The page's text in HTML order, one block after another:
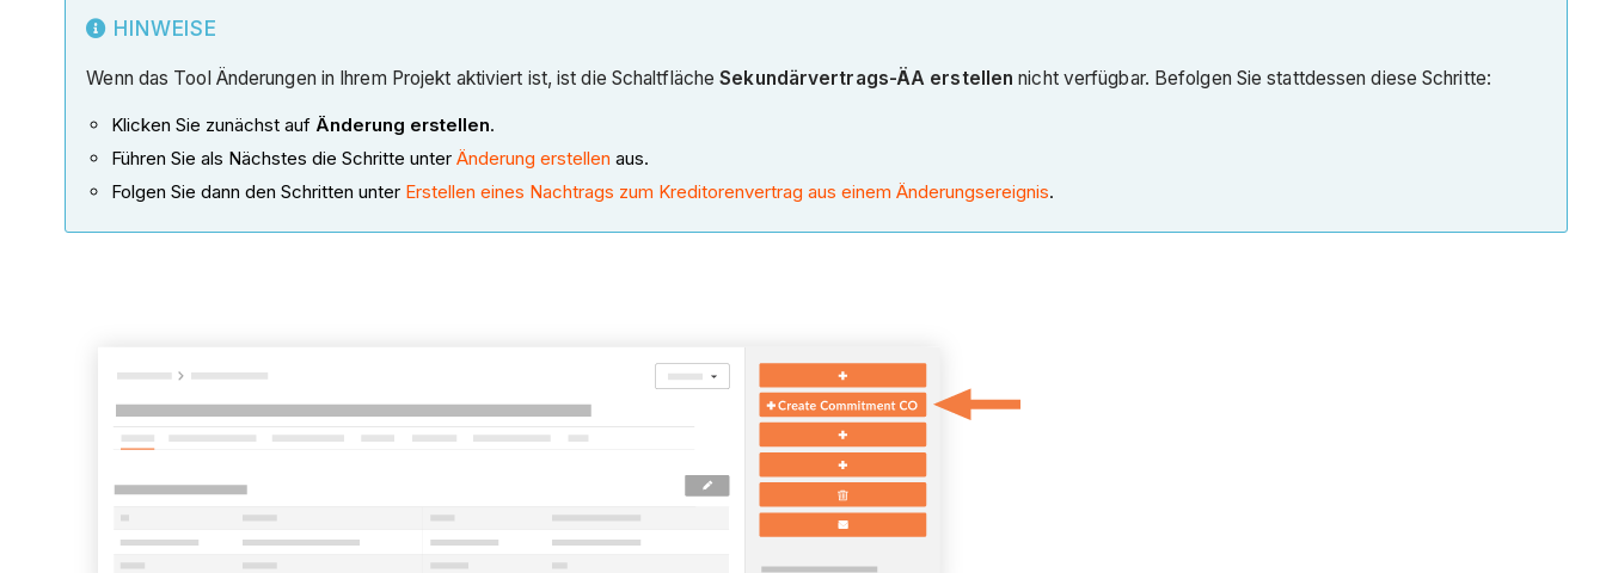
HINWEISE
Wenn das Tool Änderungen in Ihrem Projekt aktiviert ist, ist die SchaltflächeSekundärvertrags-ÄA erstellen nicht verfügbar. Befolgen Sie stattdessen diese Schritte:
Klicken Sie zunächst auf Änderung erstellen.
Führen Sie als Nächstes die Schritte unterÄnderung erstellen aus.
Folgen Sie dann den Schritten unter Erstellen eines Nachtrags zum Kreditorenvertrag aus einem Änderungsereignis.